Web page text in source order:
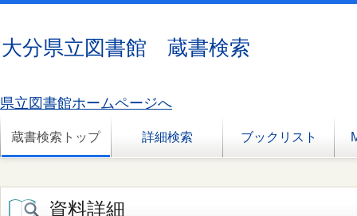
大分県立図書館 蔵書検索
県立図書館ホームページへ
蔵書検索トップ 詳細検索 ブックリスト
資料詳細